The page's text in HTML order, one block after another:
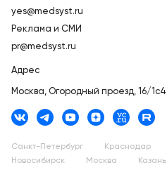
yes@medsyst.ru
Реклама и СМИ
pr@medsyst.ru
Адрес
Москва, Огородный проезд, 16/1с4
Санкт-Петербург Краснодар
Новосибирск
Москва Казань